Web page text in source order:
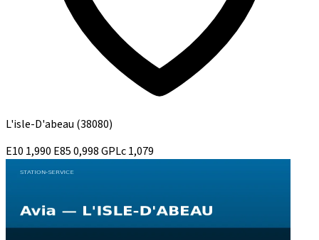
L'isle-D'abeau (38080)
E10 1,990 E850,998GPLc1,079